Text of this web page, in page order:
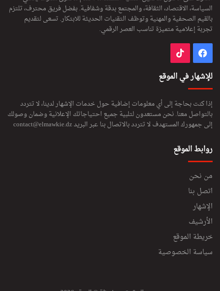
السياسة، الاقتصاد، الثقافة، والمجتمع بدقة وشفافية. بفضل فريق محترف، تلتزم
بالقيم الصحفية والمهنية وتوظف التقنيات الحديثة للابتكار. تسعى لتقديم
تجربة إعلامية متميزة تناسب العصر الرقمي.
فيسبوك
للإشهار في الموقع
إذا كنت بحاجة إلى أي معلومات إضافية حول خدمات الإشهار لدينا، لا تتردد
بالتواصل معنا. نحن مستعدون لتلبية جميع احتياجاتك الإعلانية وضمان وصولك
إلى جمهورك المستهدف لا تتردد بالاتصال بنا عبر البريدcontact@elmawkie.dz
روابط الموقع
من نحن
اتصل بنا
الإشهار
الأرشيف
خريطة الموقع
سياسة الخصوصية